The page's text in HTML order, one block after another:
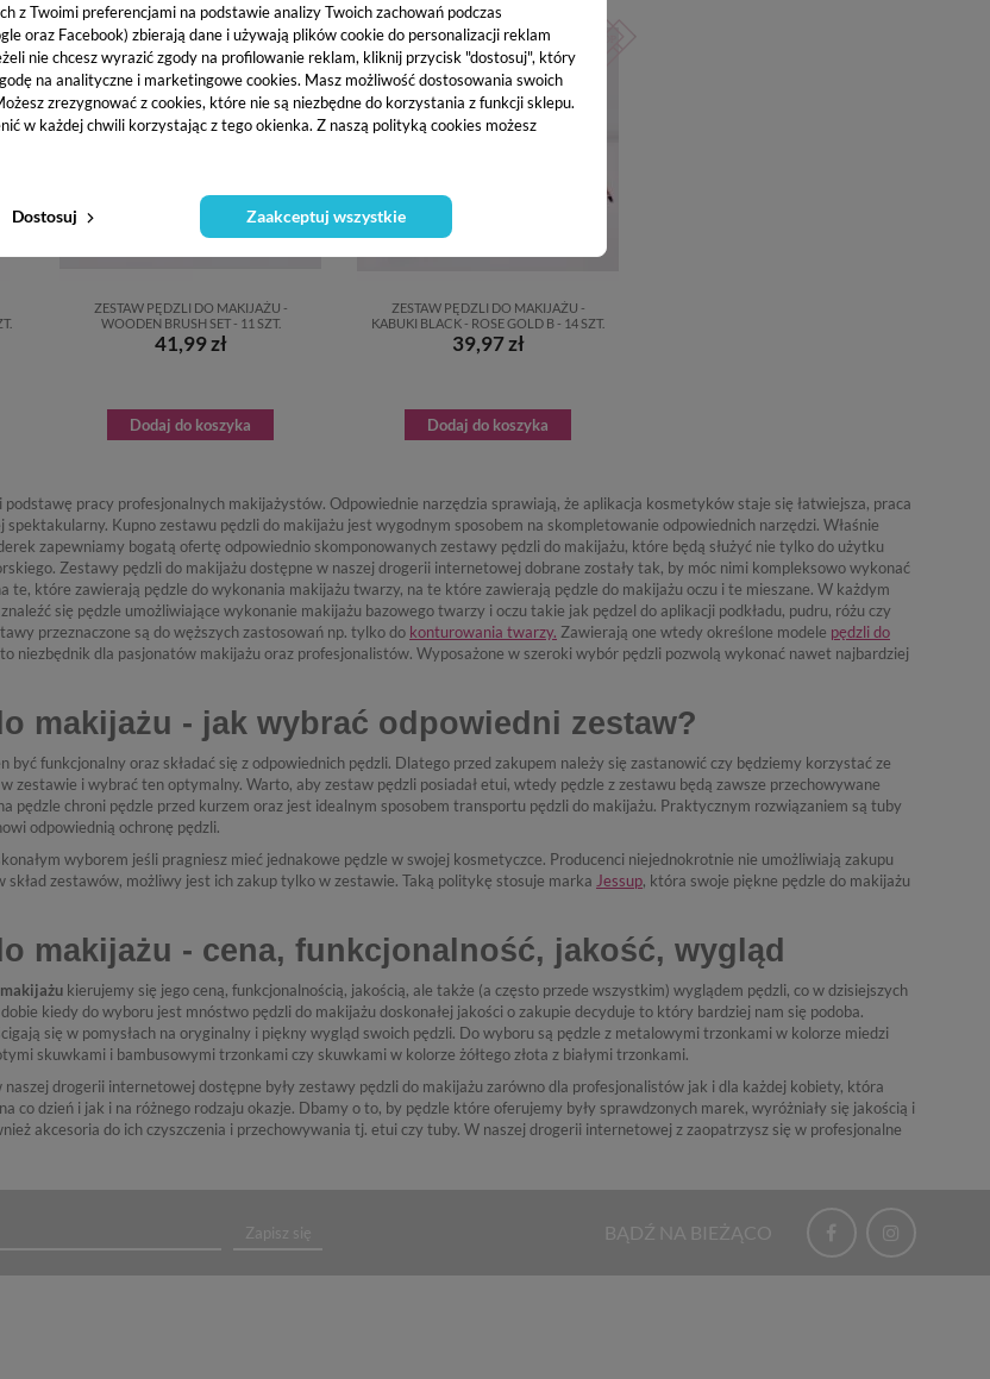
z Twoimi preferencjami na podstawie analizy Twoich zachowań podczas
oraz Facebook) zbierają dane i używają plików cookie do personalizacji reklam
nie chcesz wyrazić zgody na profilowanie reklam, kliknij przycisk "dostosuj", który
na analityczne i marketingowe cookies. Masz możliwość dostosowania swoich
zrezygnować z cookies, które nie są niezbędne do korzystania z funkcji sklepu.
w każdej chwili korzystając z tego okienka. Z naszą polityką cookies możesz
Dostosuj Zaakceptuj wszystkie
ZESTAW PĘDZLI DO MAKIJAŻU -
WOODEN BRUSH SET - 11 SZT.
41,99 zł
Dodaj do koszyka
ZESTAW PĘDZLI DO MAKIJAŻU -
KABUKI BLACK - ROSE GOLD B - 14 SZT.
39,97 zł
Dodaj do koszyka
podstawę pracy profesjonalnych makijażystów. Odpowiednie narzędzia sprawiają, że aplikacja kosmetyków staje się łatwiejsza, praca
Kupno zestawu pędzli do makijażu jest wygodnym sposobem na skompletowanie odpowiednich narzędzi. Właśnie
zapewniamy bogatą ofertę odpowiednio skomponowanych zestawy pędzli do makijażu, które będą służyć nie tylko do użytku
Zestawy pędzli do makijażu dostępne w naszej drogerii internetowej dobrane zostały tak, by móc nimi kompleksowo wykonać
te, które zawierają pędzle do wykonania makijażu twarzy, na te które zawierają pędzle do makijażu oczu i te mieszane. W każdym
się pędzle umożliwiające wykonanie makijażu bazowego twarzy i oczu takie jak pędzel do aplikacji podkładu, pudru, różu czy
przeznaczone są do węższych zastosowań np. tylko do konturowania twarzy. Zawierają one wtedy określone modele pędzli do
niezbędnik dla pasjonatów makijażu oraz profesjonalistów. Wyposażone w szeroki wybór pędzli pozwolą wykonać nawet najbardziej
makijażu - jak wybrać odpowiedni zestaw?
być funkcjonalny oraz składać się z odpowiednich pędzli. Dlatego przed zakupem należy się zastanowić czy będziemy korzystać ze
zestawie i wybrać ten optymalny. Warto, aby zestaw pędzli posiadał etui, wtedy pędzle z zestawu będą zawsze przechowywane
pędzle chroni pędzle przed kurzem oraz jest idealnym sposobem transportu pędzli do makijażu. Praktycznym rozwiązaniem są tuby
odpowiednią ochronę pędzli.
wyborem jeśli pragniesz mieć jednakowe pędzle w swojej kosmetyczce. Producenci niejednokrotnie nie umożliwiają zakupu
skład zestawów, możliwy jest ich zakup tylko w zestawie. Taką politykę stosuje marka Jessup, która swoje piękne pędzle do makijażu
makijażu - cena, funkcjonalność, jakość, wygląd
kierujemy się jego ceną, funkcjonalnością, jakością, ale także (a często przede wszystkim) wyglądem pędzli, co w dzisiejszych
kiedy do wyboru jest mnóstwo pędzli do makijażu doskonałej jakości o zakupie decyduje to który bardziej nam się podoba.
się w pomysłach na oryginalny i piękny wygląd swoich pędzli. Do wyboru są pędzle z metalowymi trzonkami w kolorze miedzi
skuwkami i bambusowymi trzonkami czy skuwkami w kolorze żółtego złota z białymi trzonkami.
drogerii internetowej dostępne były zestawy pędzli do makijażu zarówno dla profesjonalistów jak i dla każdej kobiety, która
co dzień i jak i na różnego rodzaju okazje. Dbamy o to, by pędzle które oferujemy były sprawdzonych marek, wyróżniały się jakością i
akcesoria do ich czyszczenia i przechowywania tj. etui czy tuby. W naszej drogerii internetowej z zaopatrzysz się w profesjonalne
Zapisz się BĄDŹ NA BIEŻĄCO